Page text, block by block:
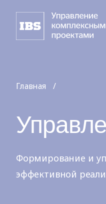
Главная
Формирование и
эффективной